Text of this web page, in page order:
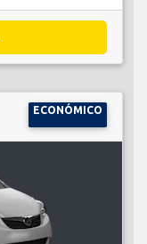
ECONÓMICO